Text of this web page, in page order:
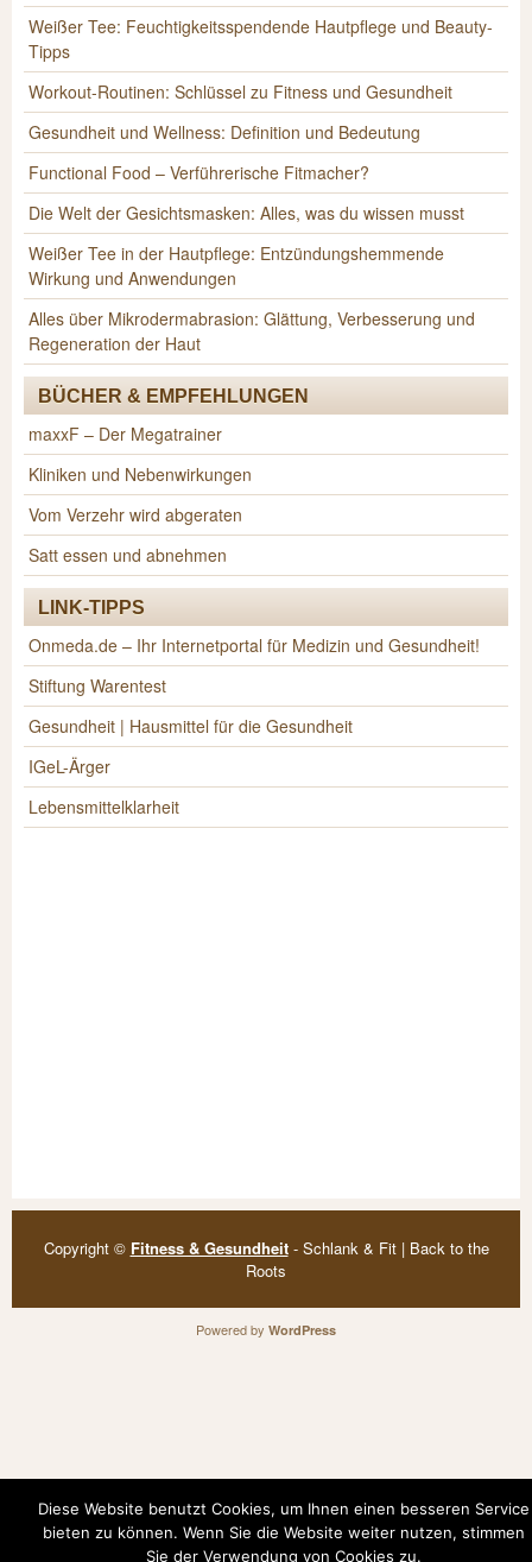
Weißer Tee: Feuchtigkeitsspendende Hautpflege und Beauty-
Tipps
Workout-Routinen: Schlüssel zu Fitness und Gesundheit
Gesundheit und Wellness: Definition und Bedeutung
Functional Food – Verführerische Fitmacher?
Die Welt der Gesichtsmasken: Alles, was du wissen musst
Weißer Tee in der Hautpflege: Entzündungshemmende
Wirkung und Anwendungen
Alles über Mikrodermabrasion: Glättung, Verbesserung und
Regeneration der Haut
BÜCHER & EMPFEHLUNGEN
maxxF – Der Megatrainer
Kliniken und Nebenwirkungen
Vom Verzehr wird abgeraten
Satt essen und abnehmen
LINK-TIPPS
Onmeda.de – Ihr Internetportal für Medizin und Gesundheit!
Stiftung Warentest
Gesundheit | Hausmittel für die Gesundheit
IGeL-Ärger
Lebensmittelklarheit
Copyright © Fitness & Gesundheit- Schlank & Fit | Back to the
Roots
Powered by WordPress
Diese Website benutzt Cookies, um Ihnen einen besseren Service
bieten zu können. Wenn Sie die Website weiter nutzen, stimmen
Sie der Verwendung von Cookies zu.